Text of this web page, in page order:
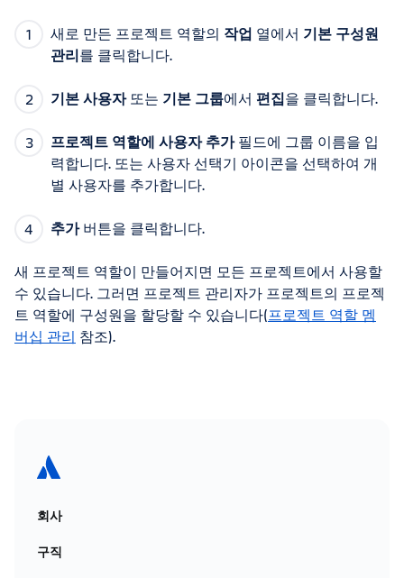
새로 만든 프로젝트 역할의 작업 열에서 기본 구성원
관리를 클릭합니다.
기본 사용자또는 기본 그룹에서 편집을 클릭합니다.
프로젝트 역할에 사용자 추가필드에 그룹 이름을 입
력합니다. 또는 사용자 선택기 아이콘을 선택하여 개
별 사용자를 추가합니다.
추가버튼을 클릭합니다.
새 프로젝트 역할이 만들어지면 모든 프로젝트에서 사용할
수 있습니다. 그러면 프로젝트 관리자가 프로젝트의 프로젝
트 역할에 구성원을 할당할 수 있습니다(프로젝트 역할 멤
버십 관리 참조).
회사
구직